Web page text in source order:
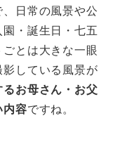
日常の風景や公
・誕生日・七五
とは大きな一眼
している風景が
お母さん・お父
内容ですね。